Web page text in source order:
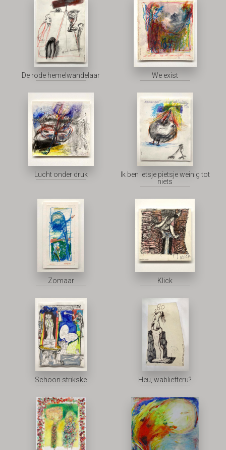
De rode hemelwandelaar We exist
Lucht onder druk
Ik ben ietsje pietsje weinig tot
niets
Zomaar Klick
Schoon strikske Heu, wabliefteru?